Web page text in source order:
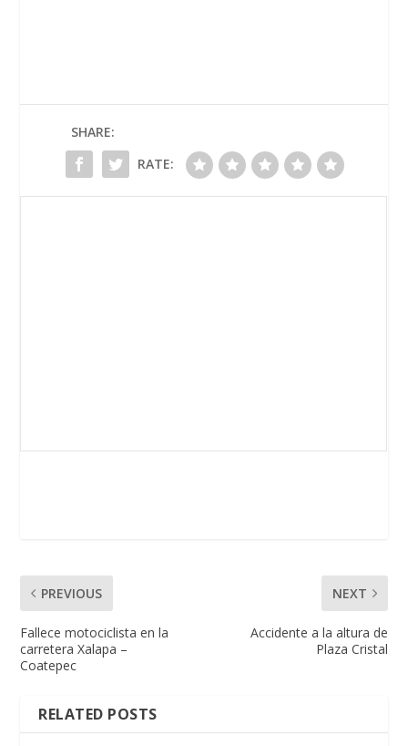
SHARE:
RATE:
PREVIOUS
Fallece motociclista en la
carretera Xalapa –
Coatepec
NEXT
Accidente a la altura de
Plaza Cristal
RELATED POSTS